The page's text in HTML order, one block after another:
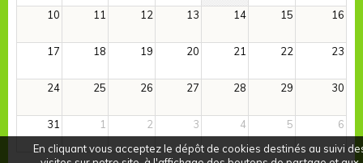
10 11 12 13 14 15 16
17 18 19 20 21 22 23
24 25 26 27 28 29 30
31 1 2 3 4 5
6
En cliquant vous acceptez le dépôt de cookies destinés au suivi